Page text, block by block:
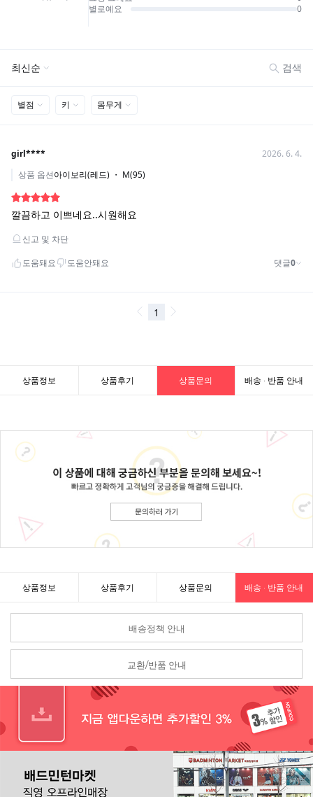
상품정보 상품후기 상품문의 배송 · 반품 안내
상품정보 상품후기 상품문의 배송 · 반품 안내
배송정책 안내
교환/반품 안내